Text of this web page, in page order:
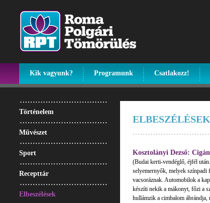
Kik vagyunk? Programunk Csatlakozz!
Történelem
Művészet
Sport
Recepttár
Elbeszélések
ELBESZÉLÉSEK
Kosztolányi Dezső:
(Budai kerti-vendéglő, éjfél
selyemernyők, melyek színpadi
vacsoráznak. Automobilok a
készíti nekik a mákonyt, főzi a
hullámzik a cimbalom